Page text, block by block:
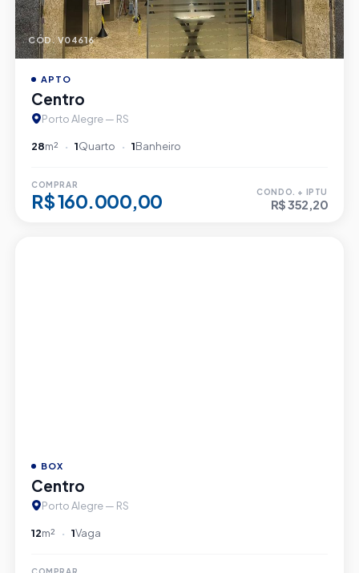
CÓD. V04616
APTO
Centro
Porto Alegre — RS
28m² 1Quarto 1Banheiro
COMPRAR
R$ 160.000,00 CONDO. + IPTU
R$ 352,20
BOX
Centro
Porto Alegre — RS
12m² 1Vaga